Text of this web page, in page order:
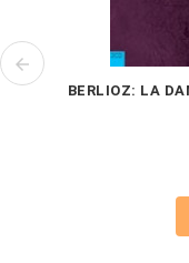
BERLIOZ: LA